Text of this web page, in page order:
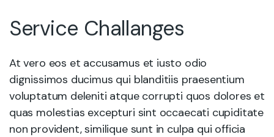
Service Challanges
At vero eos et accusamus et iusto odio
dignissimos ducimus qui blanditiis praesentium
voluptatum deleniti atque corrupti quos dolores et
quas molestias excepturi sint occaecati cupiditate
non provident, similique sunt in culpa qui officia